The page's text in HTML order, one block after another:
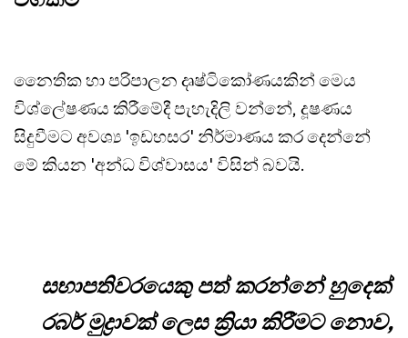
නෛතික හා පරිපාලන දෘෂ්ටිකෝණයකින් මෙය
විශ්ලේෂණය කිරීමේදී පැහැදිලි වන්නේ, දූෂණය
සිදුවීමට අවශ්‍ය 'ඉඩහසර' නිර්මාණය කර දෙන්නේ
මේ කියන 'අන්ධ විශ්වාසය' විසින් බවයි.
සභාපතිවරයෙකු පත් කරන්නේ හුදෙක්
රබර් මුද්‍රාවක් ලෙස ක්‍රියා කිරීමට නොව,